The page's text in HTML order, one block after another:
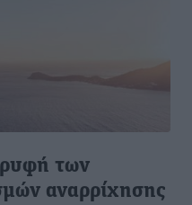
των
αναρρίχησης